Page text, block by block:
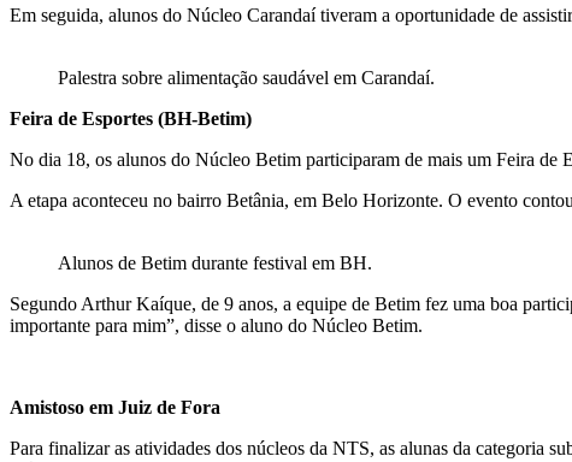
Em seguida, alunos do Núcleo Carandaí tiveram a oportunidade de
Palestra sobre alimentação saudável em Carandaí.
Feira de Esportes (BH-Betim)
No dia 18, os alunos do Núcleo Betim participaram de mais um Feira de
A etapa aconteceu no bairro Betânia, em Belo Horizonte. O evento
Alunos de Betim durante festival em BH.
Segundo Arthur Kaíque, de 9 anos, a equipe de Betim fez uma boa
importante para mim”, disse o aluno do Núcleo Betim.
Amistoso em Juiz de Fora
Para finalizar as atividades dos núcleos da NTS, as alunas da categoria